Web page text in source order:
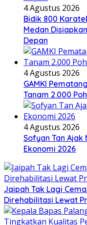
4 Agustus 2026
Bidik 800
Medan
Depan
4 Agustus 2026
GAMKI
Tanam 2.000
4 Agustus 2026
Sofyan Tan Ajak
Ekonomi 2026
Jaipah Tak Lagi
Direhabilitasi Lewat